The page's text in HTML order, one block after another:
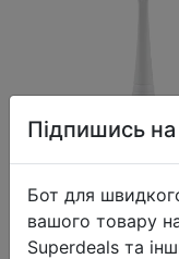
Підпишись
Бот для
вашого товару
Superdeals та